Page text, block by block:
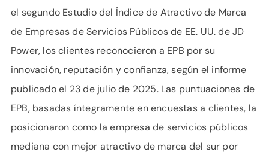
el segundo Estudio del Índice de Atractivo de Marca
de Empresas de Servicios Públicos de EE. UU. de JD
Power, los clientes reconocieron a EPB por su
innovación, reputación y confianza, según el informe
publicado el 23 de julio de 2025. Las puntuaciones de
EPB, basadas íntegramente en encuestas a clientes, la
posicionaron como la empresa de servicios públicos
mediana con mejor atractivo de marca del sur por